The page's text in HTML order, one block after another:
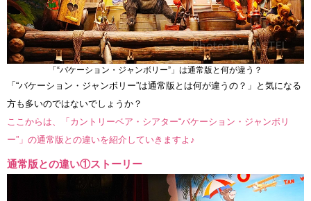
「“バケーション・ジャンボリー”」は通常版と何が違う？
「“バケーション・ジャンボリー”は通常版とは何が違うの？」と気になる
方も多いのではないでしょうか？
ここからは、「カントリーベア・シアター“バケーション・ジャンボリ
ー”」の通常版との違いを紹介していきますよ♪
通常版との違い①ストーリー